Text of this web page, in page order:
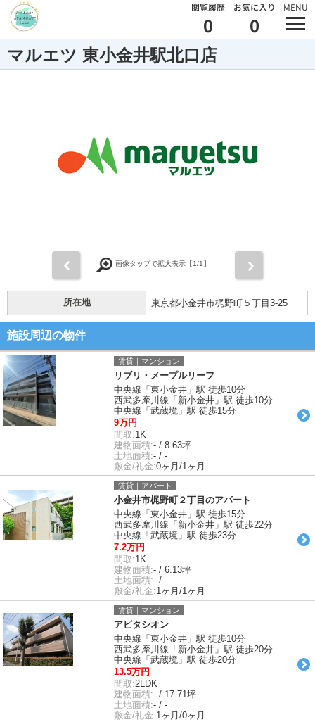
閲覧履歴
0
お気に入り
0
MENU
マルエツ 東小金井駅北口店
画像タップで拡大表示【1/1】
所在地 東京都小金井市梶野町５丁目3-25
施設周辺の物件
賃貸｜マンション
リブリ・メープルリーフ
中央線「東小金井」駅 徒歩10分
西武多摩川線「新小金井」駅 徒歩10分
中央線「武蔵境」駅 徒歩15分
9万円
間取:1K
建物面積:- / 8.63坪
土地面積:- / -
敷金/礼金:0ヶ月/1ヶ月
賃貸｜アパート
小金井市梶野町２丁目のアパート
中央線「東小金井」駅 徒歩15分
西武多摩川線「新小金井」駅 徒歩22分
中央線「武蔵境」駅 徒歩23分
7.2万円
間取:1K
建物面積:- / 6.13坪
土地面積:- / -
敷金/礼金:1ヶ月/1ヶ月
賃貸｜マンション
アビタシオン
中央線「東小金井」駅 徒歩10分
西武多摩川線「新小金井」駅 徒歩20分
中央線「武蔵境」駅 徒歩20分
13.5万円
間取:2LDK
建物面積:- / 17.71坪
土地面積:- / -
敷金/礼金:1ヶ月/0ヶ月